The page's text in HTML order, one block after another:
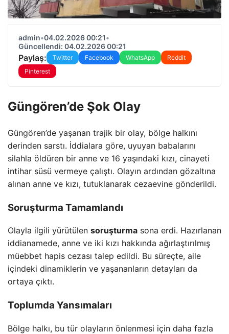
admin•04.02.2026 00:21•
Güncellendi: 04.02.2026 00:21
Paylaş: Twitter Facebook WhatsApp
Reddit
Pinterest
Güngören’de Şok Olay
Güngören’de yaşanan trajik bir olay, bölge halkını
derinden sarstı. İddialara göre, uyuyan babalarını
silahla öldüren bir anne ve 16 yaşındaki kızı, cinayeti
intihar süsü vermeye çalıştı. Olayın ardından gözaltına
alınan anne ve kızı, tutuklanarak cezaevine gönderildi.
Soruşturma Tamamlandı
Olayla ilgili yürütülen soruşturma sona erdi. Hazırlanan
iddianamede, anne ve iki kızı hakkında ağırlaştırılmış
müebbet hapis cezası talep edildi. Bu süreçte, aile
içindeki dinamiklerin ve yaşananların detayları da
ortaya çıktı.
Toplumda Yansımaları
Bölge halkı, bu tür olayların önlenmesi için daha fazla